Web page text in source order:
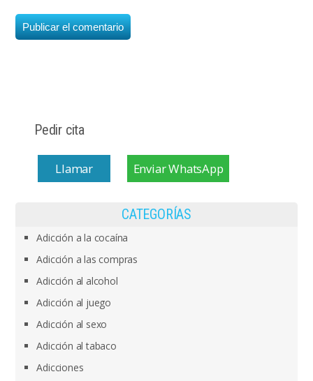
Pedir cita
Llamar Enviar WhatsApp
CATEGORÍAS
Adicción a la cocaína
Adicción a las compras
Adicción al alcohol
Adicción al juego
Adicción al sexo
Adicción al tabaco
Adicciones